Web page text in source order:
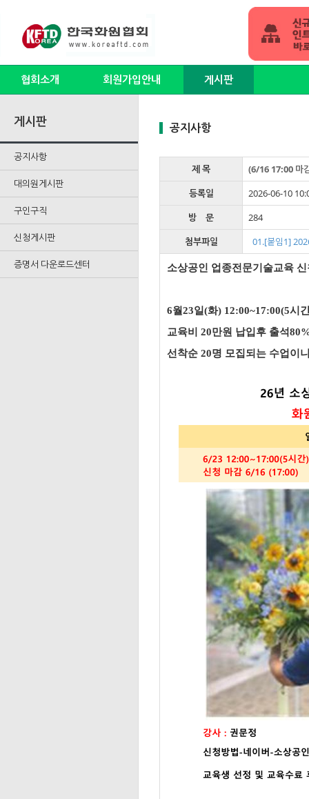
협회소개 회원가입안내 게시판
게시판
공지사항
대의원게시판
구인구직
신청게시판
증명서 다운로드센터
공지사항
제 목
(6/16 17:00 마
등록일
2026-06-10
방 문
284
첨부파일
01.[붙임1]
소상공인 업종전문기술교육
6월23일(화) 12:00~17:00(5시
교육비 20만원 납입후 출석
선착순 20명 모집되는 수업이